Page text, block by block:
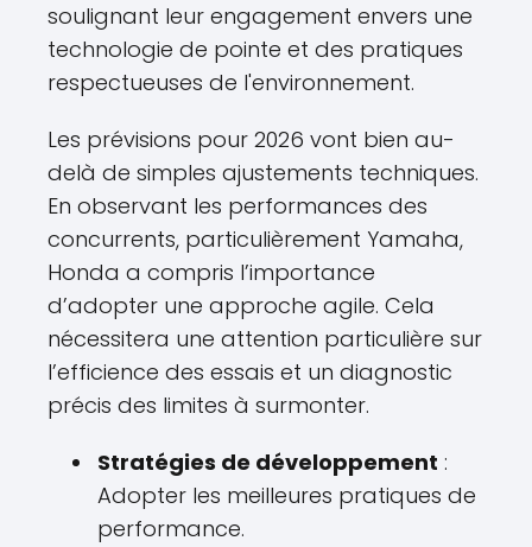
soulignant leur engagement envers une
technologie de pointe et des pratiques
respectueuses de l'environnement.
Les prévisions pour 2026 vont bien au-
delà de simples ajustements techniques.
En observant les performances des
concurrents, particulièrement Yamaha,
Honda a compris l’importance
d’adopter une approche agile. Cela
nécessitera une attention particulière sur
l’efficience des essais et un diagnostic
précis des limites à surmonter.
Stratégies de développement :
Adopter les meilleures pratiques de
performance.